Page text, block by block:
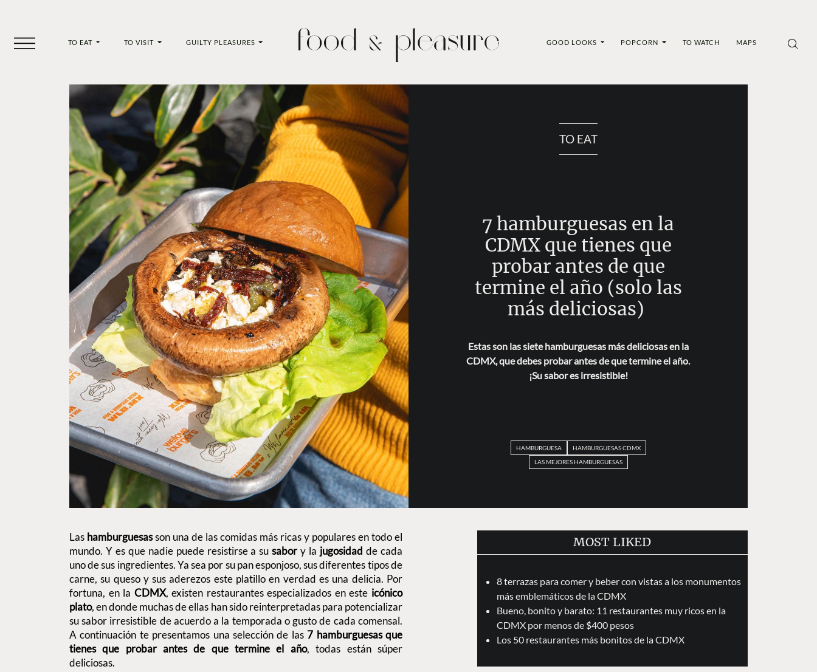
TO EAT TO VISIT GUILTY PLEASURES GOOD LOOKS POPCORN TO WATCH MAPS
TO EAT
7 hamburguesas en la
CDMX que tienes que
probar antes de que
termine el año (solo las
más deliciosas)
Estas son las siete hamburguesas más deliciosas en la
CDMX, que debes probar antes de que termine el año.
¡Su sabor es irresistible!
HAMBURGUESA
HAMBURGUESAS CDMX
LAS MEJORES HAMBURGUESAS
Las hamburguesasson una de las comidas más ricas y populares en todo el
mundo. Y es que nadie puede resistirse a susabory la jugosidad de cada
uno de sus ingredientes. Ya sea por su pan esponjoso, sus diferentes tipos de
carne, su queso y sus aderezos este platillo en verdad es una delicia. Por
fortuna, en la CDMX, existen restaurantes especializados en este icónico
plato, en donde muchas de ellas han sido reinterpretadas para potencializar
su sabor irresistible de acuerdo a la temporada o gusto de cada comensal.
A continuación te presentamos una selección de las 7 hamburguesas que
tienes que probar antes de que termine el año, todas están súper
deliciosas.
MOST LIKED
8 terrazas para comer y beber con vistas a los monumentos
más emblemáticos de la CDMX
Bueno, bonito y barato: 11 restaurantes muy ricos en la
CDMX por menos de $400 pesos
Los 50 restaurantes más bonitos de la CDMX